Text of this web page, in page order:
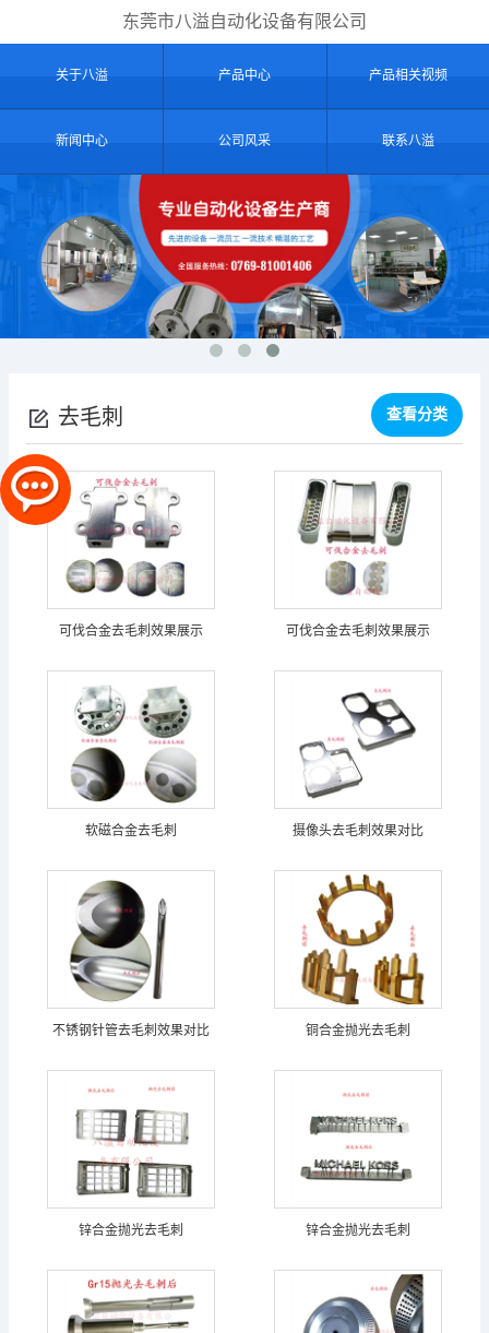
东莞市八溢自动化设备有限公司
关于八溢 产品中心 产品相关视频
新闻中心 公司风采 联系八溢
去毛刺 查看分类
可伐合金去毛刺效果展示 可伐合金去毛刺效果展示
软磁合金去毛刺 摄像头去毛刺效果对比
不锈钢针管去毛刺效果对比 铜合金抛光去毛刺
锌合金抛光去毛刺 锌合金抛光去毛刺